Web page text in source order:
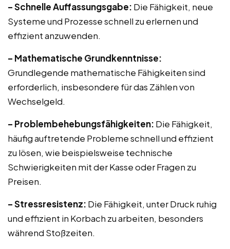
– Schnelle Auffassungsgabe: Die Fähigkeit, neue
Systeme und Prozesse schnell zu erlernen und
effizient anzuwenden.
– Mathematische Grundkenntnisse:
Grundlegende mathematische Fähigkeiten sind
erforderlich, insbesondere für das Zählen von
Wechselgeld.
– Problembehebungsfähigkeiten: Die Fähigkeit,
häufig auftretende Probleme schnell und effizient
zu lösen, wie beispielsweise technische
Schwierigkeiten mit der Kasse oder Fragen zu
Preisen.
– Stressresistenz: Die Fähigkeit, unter Druck ruhig
und effizient in Korbach zu arbeiten, besonders
während Stoßzeiten.